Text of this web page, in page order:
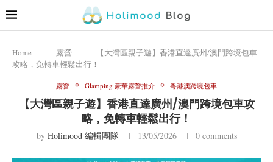
Home - 露營 -
【大灣區親子遊】香港直達廣州/澳門跨境包車
攻略，免轉車輕鬆出行！
露營 Glamping 豪華露營推介 粵港澳跨境包車
【大灣區親子遊】香港直達廣州/澳門跨境包車攻
略，免轉車輕鬆出行！
by Holimood 編輯團隊 13/05/2026 0 comments